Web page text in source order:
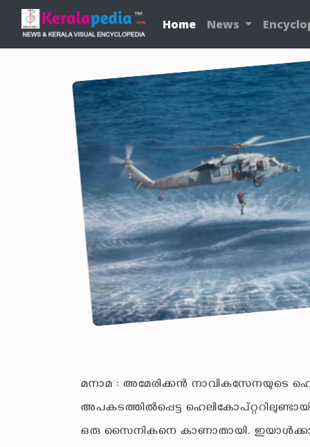
Home News
മനാമ : അമേരിക്കൻ നാവികസേനയുടെ
അപകടത്തിൽപ്പെട്ട
ഒരു സൈനികനെ കാണാതായി.